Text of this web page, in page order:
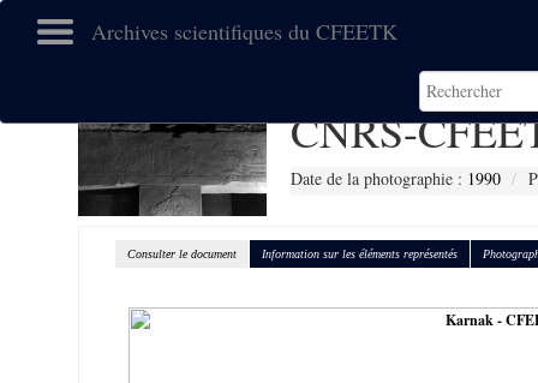
Archives scientifiques du CFEETK
CNRS-
Date de la photographie : 1990
Consulter le document Information sur les éléments représentés